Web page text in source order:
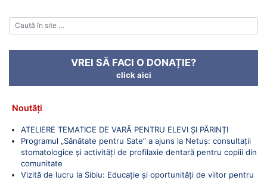
VREI SĂ FACI O DONAȚIE?
click aici
Noutăți
ATELIERE TEMATICE DE VARĂ PENTRU ELEVI ȘI PĂRINȚI
Programul „Sănătate pentru Sate” a ajuns la Netuș: consultații
stomatologice și activități de profilaxie dentară pentru copiii din
comunitate
Vizită de lucru la Sibiu: Educație și oportunități de viitor pentru